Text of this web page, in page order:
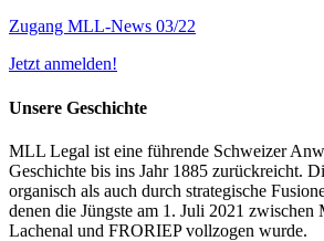
Zugang MLL-News 03/22
Jetzt anmelden!
Unsere Geschichte
MLL Legal ist eine führende Schweizer
Geschichte bis ins Jahr 1885 zurückreicht.
organisch als auch durch strategische
denen die Jüngste am 1. Juli 2021 zwischen
Lachenal und FRORIEP vollzogen wurde.